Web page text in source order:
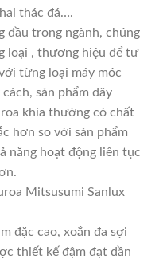
thác đá….
đầu trong ngành, chúng
loại , thương hiệu để tư
từng loại máy móc
sản phẩm dây
khía thường có chất
hơn so với sản phẩm
năng hoạt động liên tục
Mitsusumi Sanlux
đặc cao, xoắn đa sợi
thiết kế đậm đạt dần